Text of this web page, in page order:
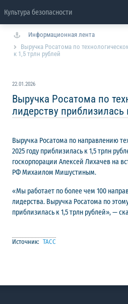
Культура безопасности
Информационная лента
Выручка Росатома по
к 1,5 трлн рублей
22.01.2026
Выручка Росатома по
лидерству приблизилась
Выручка Росатома по направлению
2025 году приблизилась к 1,5 трлн
госкорпорации Алексей Лихачев на
РФ Михаилом Мишустиным.
«Мы работает по более чем 100
лидерства. Выручка Росатома по
приблизилась к 1,5 трлн рублей», —
Источник: ТАСС